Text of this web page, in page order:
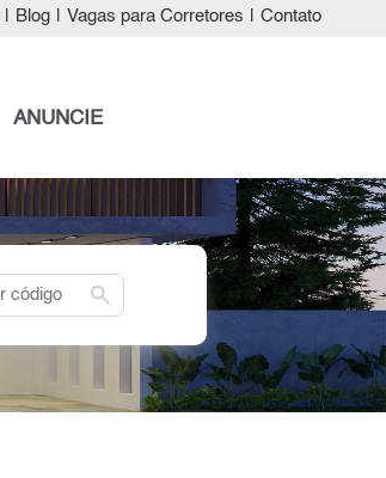
Blog Vagas para Corretores Contato
ANUNCIE
search